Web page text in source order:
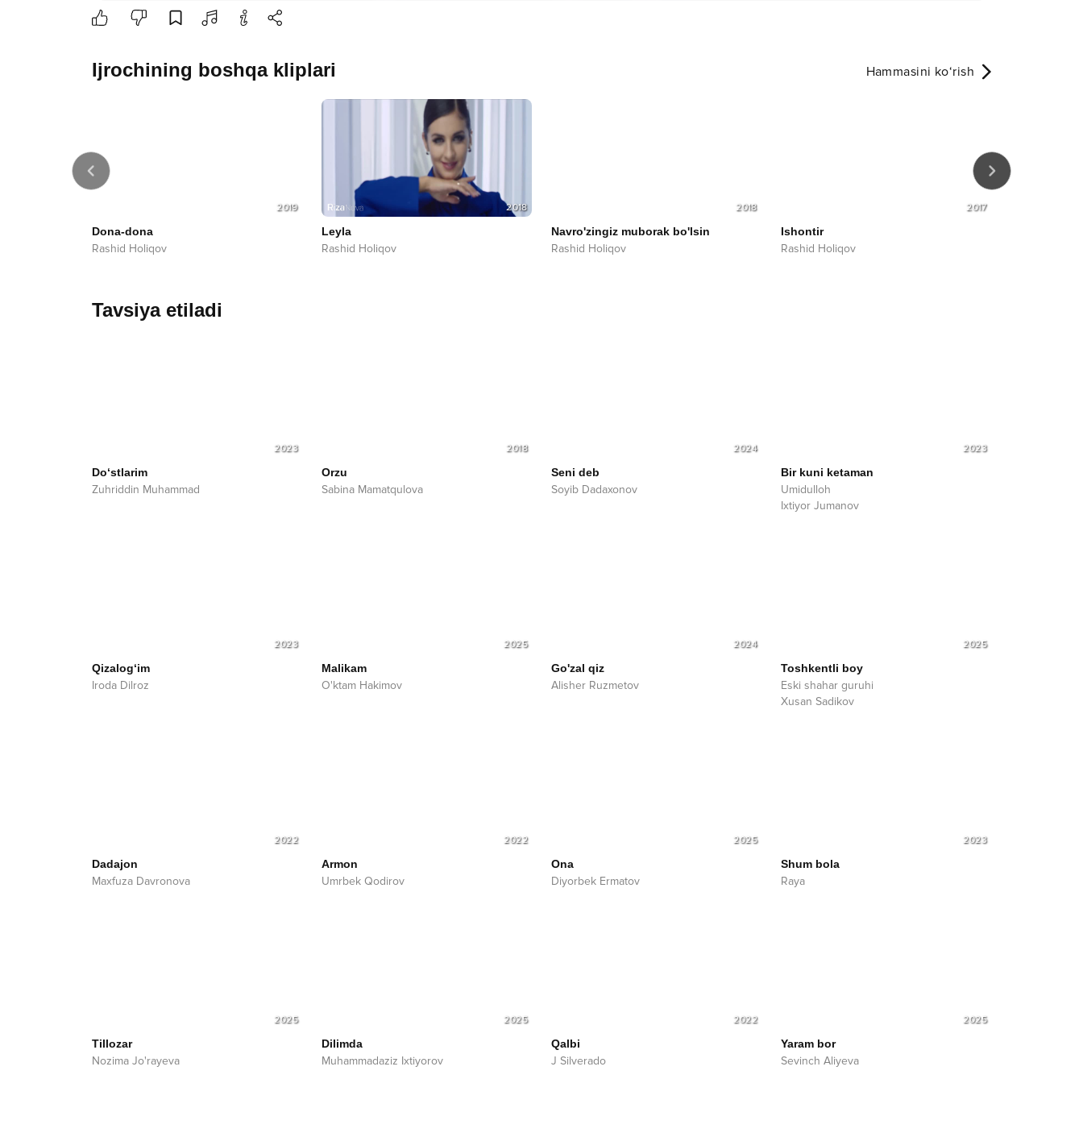
Ijrochining boshqa kliplari Hammasini ko‘rish
2019
Dona-dona
Rashid Holiqov
2018
Leyla
Rashid Holiqov
2018
Navro'zingiz muborak bo'lsin
Rashid Holiqov
2017
Ishontir
Rashid Holiqov
Tavsiya etiladi
2023
Do‘stlarim
Zuhriddin Muhammad
2018
Orzu
Sabina Mamatqulova
2024
Seni deb
Soyib Dadaxonov
2023
Bir kuni ketaman
Umidulloh
Ixtiyor Jumanov
2023
Qizalog‘im
Iroda Dilroz
2025
Malikam
O'ktam Hakimov
2024
Go'zal qiz
Alisher Ruzmetov
2025
Toshkentli boy
Eski shahar guruhi
Xusan Sadikov
2022
Dadajon
Maxfuza Davronova
2022
Armon
Umrbek Qodirov
2025
Ona
Diyorbek Ermatov
2023
Shum bola
Raya
2025
Tillozar
Nozima Jo'rayeva
2025
Dilimda
Muhammadaziz Ixtiyorov
2022
Qalbi
J Silverado
2025
Yaram bor
Sevinch Aliyeva